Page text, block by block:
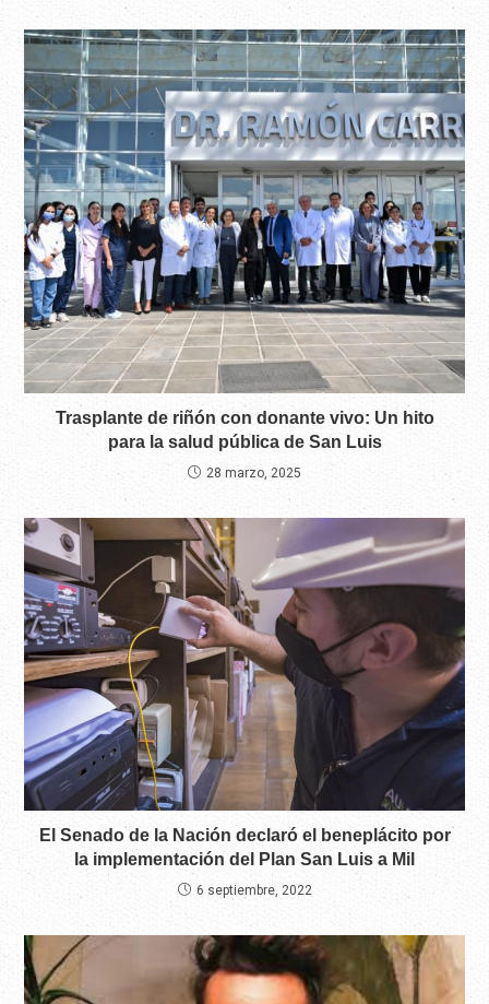
Trasplante de riñón con donante vivo: Un hito
para la salud pública de San Luis
28 marzo, 2025
El Senado de la Nación declaró el beneplácito por
la implementación del Plan San Luis a Mil
6 septiembre, 2022